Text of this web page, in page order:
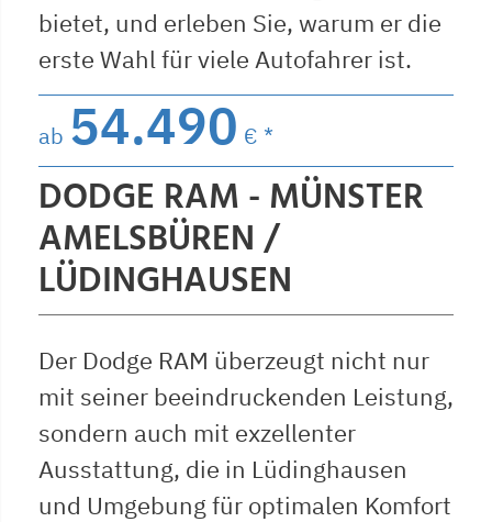
bietet, und erleben Sie, warum er die
erste Wahl für viele Autofahrer ist.
ab 54.490 € *
DODGE RAM - MÜNSTER
AMELSBÜREN /
LÜDINGHAUSEN
Der Dodge RAM überzeugt nicht nur
mit seiner beeindruckenden Leistung,
sondern auch mit exzellenter
Ausstattung, die in Lüdinghausen
und Umgebung für optimalen Komfort